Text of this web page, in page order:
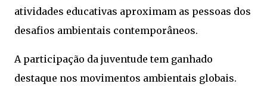
atividades educativas aproximam as pessoas dos
desafios ambientais contemporâneos.
A participação da juventude tem ganhado
destaque nos movimentos ambientais globais.